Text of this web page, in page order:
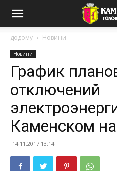
додому Новини
Новини
График
отключений
Каменском
14.11.2017 13:14